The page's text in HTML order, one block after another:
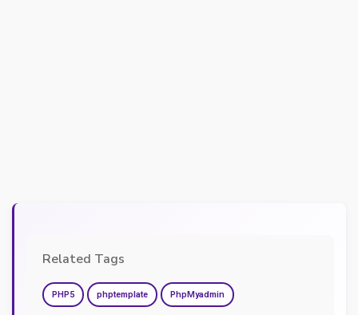
Related Tags
PHP5 phptemplate PhpMyadmin